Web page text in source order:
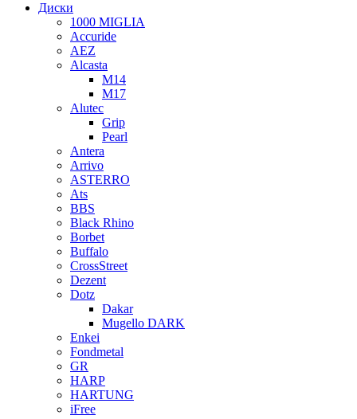
Диски
1000 MIGLIA
Accuride
AEZ
Alcasta
M14
M17
Alutec
Grip
Pearl
Antera
Arrivo
ASTERRO
Ats
BBS
Black Rhino
Borbet
Buffalo
CrossStreet
Dezent
Dotz
Dakar
Mugello DARK
Enkei
Fondmetal
GR
HARP
HARTUNG
iFree